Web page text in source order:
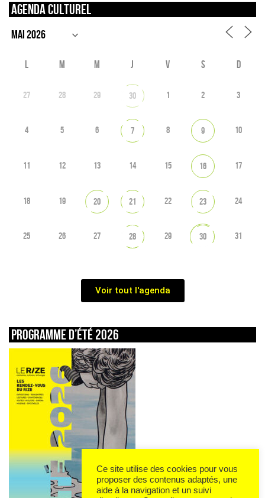
Agenda culturel
L M M J V S D
27 28 29 30 1 2 3
4 5 6 7 8 9 10
11 12 13 14 15 16 17
18 19 20 21 22 23 24
25 26 27 28 29 30 31
Voir tout l'agenda
Programme d’été 2026
Ce site utilise des cookies pour vous
proposer des contenus adaptés, une
aide à la navigation et un suivi